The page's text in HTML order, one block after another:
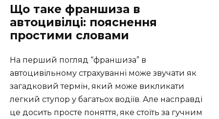
Що таке франшиза в
автоцивілці: пояснення
простими словами
На перший погляд “франшиза” в
автоцивільному страхуванні може звучати як
загадковий термін, який може викликати
легкий ступор у багатьох водіїв. Але насправді
це досить просте поняття, яке стоїть за гучним